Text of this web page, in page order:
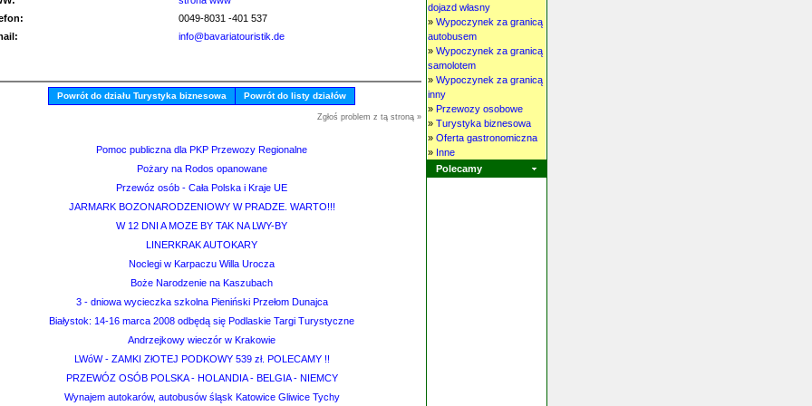
0049-8031 -401 537
info@bavariatouristik.de
Powrót do działu Turystyka biznesowa Powrót do listy działów
Zgłoś problem z tą stroną »
Pomoc publiczna dla PKP Przewozy Regionalne
Pożary na Rodos opanowane
Przewóz osób - Cała Polska i Kraje UE
JARMARK BOZONARODZENIOWY W PRADZE. WARTO!!!
W 12 DNI A MOZE BY TAK NA LWY-BY
LINERKRAK AUTOKARY
Noclegi w Karpaczu Willa Urocza
Boże Narodzenie na Kaszubach
3 - dniowa wycieczka szkolna Pieniński Przełom Dunajca
Białystok: 14-16 marca 2008 odbędą się Podlaskie Targi Turystyczne
Andrzejkowy wieczór w Krakowie
LWóW - ZAMKI ZłOTEJ PODKOWY 539 zł. POLECAMY !!
PRZEWÓZ OSÓB POLSKA - HOLANDIA - BELGIA - NIEMCY
Wynajem autokarów, autobusów śląsk Katowice Gliwice Tychy
dojazd własny
» Wypoczynek za granicą
autobusem
» Wypoczynek za granicą
samolotem
» Wypoczynek za granicą
inny
» Przewozy osobowe
» Turystyka biznesowa
» Oferta gastronomiczna
» Inne
Polecamy